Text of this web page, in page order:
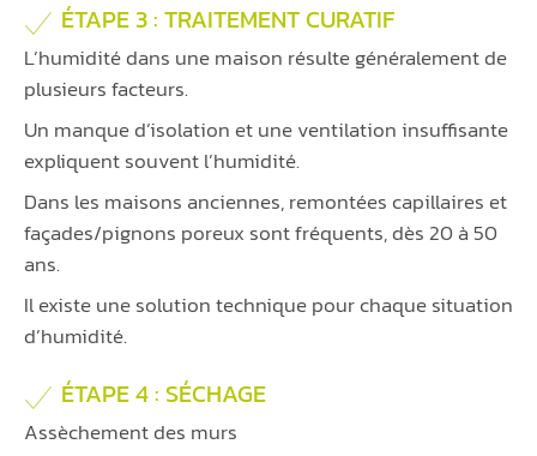
ÉTAPE 3 : TRAITEMENT CURATIF
L’humidité dans une maison résulte généralement de
plusieurs facteurs.
Un manque d’isolation et une ventilation insuffisante
expliquent souvent l’humidité.
Dans les maisons anciennes, remontées capillaires et
façades/pignons poreux sont fréquents, dès 20 à 50
ans.
Il existe une solution technique pour chaque situation
d’humidité.
ÉTAPE 4 : SÉCHAGE
Assèchement des murs